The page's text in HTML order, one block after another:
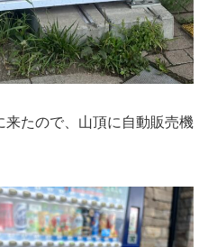
たので、山頂に自動販売機